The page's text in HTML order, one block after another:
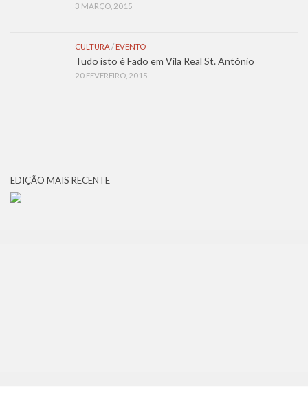
3 MARÇO, 2015
CULTURA / EVENTO
Tudo isto é Fado em Vila Real St. António
20 FEVEREIRO, 2015
EDIÇÃO MAIS RECENTE